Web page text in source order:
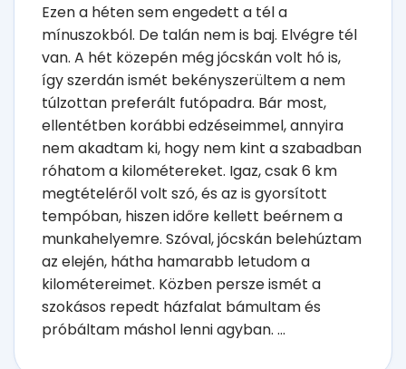
Ezen a héten sem engedett a tél a
mínuszokból. De talán nem is baj. Elvégre tél
van. A hét közepén még jócskán volt hó is,
így szerdán ismét bekényszerültem a nem
túlzottan preferált futópadra. Bár most,
ellentétben korábbi edzéseimmel, annyira
nem akadtam ki, hogy nem kint a szabadban
róhatom a kilométereket. Igaz, csak 6 km
megtételéről volt szó, és az is gyorsított
tempóban, hiszen időre kellett beérnem a
munkahelyemre. Szóval, jócskán belehúztam
az elején, hátha hamarabb letudom a
kilométereimet. Közben persze ismét a
szokásos repedt házfalat bámultam és
próbáltam máshol lenni agyban. ...